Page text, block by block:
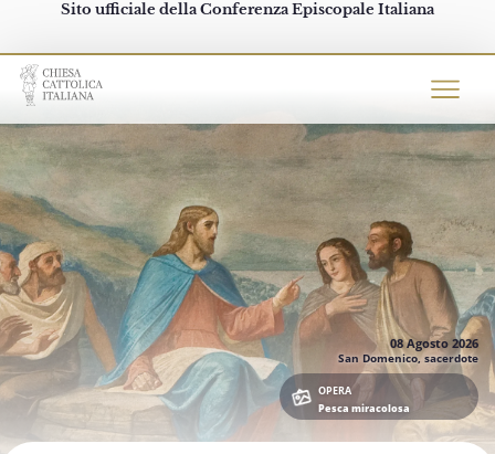
Sito ufficiale della Conferenza Episcopale Italiana
Chiesacattolica.it
08 Agosto 2026
San Domenico, sacerdote
OPERA
Pesca miracolosa